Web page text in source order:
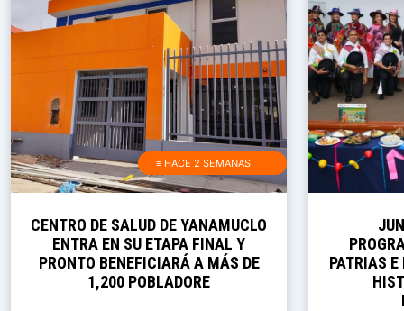
≡ HACE 2 SEMANAS
CENTRO DE SALUD DE YANAMUCLO
ENTRA EN SU ETAPA FINAL Y
PRONTO BENEFICIARÁ A MÁS DE
1,200 POBLADORE
PATRIAS